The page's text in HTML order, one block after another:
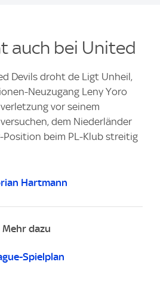
auch bei United
Devils droht de Ligt Unheil,
Neuzugang Leny Yoro
vor seinem
dem Niederländer
beim PL-Klub streitig
Hartmann
Mehr dazu
Spielplan